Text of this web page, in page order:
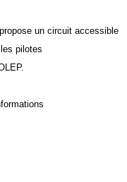
un circuit accessible
pilotes